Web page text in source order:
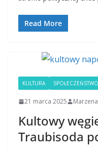
Read More
KULTURA SPOŁECZEŃSTWO
21 marca 2025
Kultowy
Traubisoda